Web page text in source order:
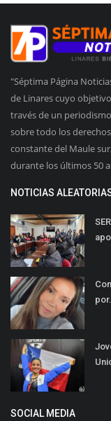
"Séptima Página
de Linares cuyo
través de un
sobre todo los
constante del Maule
durante los últimos 50
NOTICIAS
SOCIAL MEDIA